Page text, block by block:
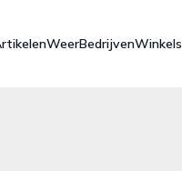
WeerBedrijvenWinkels